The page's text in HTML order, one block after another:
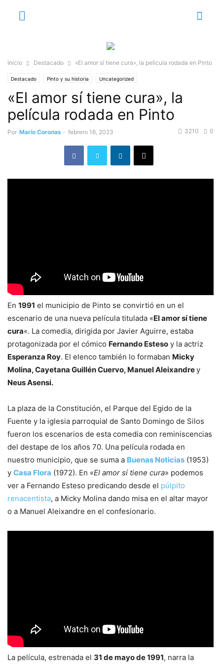
Inicio Destacado «El amor sí tiene cura», la película rodada en Pinto
Destacado Pinto y su historia Uncategorized
«El amor sí tiene cura», la
película rodada en Pinto
Por Mario Coronas - febrero 16, 2023 0
3210
En 1991 el municipio de Pinto se convirtió en un el
escenario de una nueva película titulada «El amor sí tiene
cura«. La comedia, dirigida por Javier Aguirre, estaba
protagonizada por el cómico Fernando Esteso y la actriz
Esperanza Roy. El elenco también lo formaban Micky
Molina, Cayetana Guillén Cuervo, Manuel Aleixandrey
Neus Asensi.
La plaza de la Constitución, el Parque del Egido de la
Fuente y la iglesia parroquial de Santo Domingo de Silos
fueron los escenarios de esta comedia con reminiscencias
del destape de los años 70. Una película rodada en
nuestro municipio, que se suma a Buenas Noticias (1953)
y Casa Flora (1972). En «El amor sí tiene cura» podemos
ver a Fernando Esteso predicando desde el púlpito
renacentista, a Micky Molina dando misa en el altar mayor
o a Manuel Aleixandre en el confesionario.
La película, estrenada el 31 de mayo de 1991, narra la